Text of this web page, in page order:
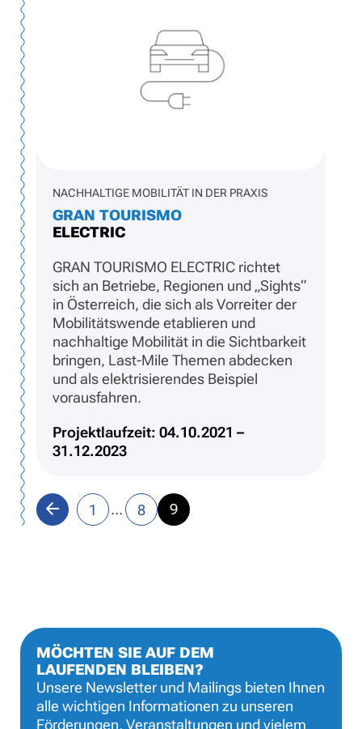
NACHHALTIGE MOBILITÄT IN DER PRAXIS
GRAN TOURISMO
ELECTRIC
GRAN TOURISMO ELECTRIC richtet
sich an Betriebe, Regionen und „Sights“
in Österreich, die sich als Vorreiter der
Mobilitätswende etablieren und
nachhaltige Mobilität in die Sichtbarkeit
bringen, Last-Mile Themen abdecken
und als elektrisierendes Beispiel
vorausfahren.
Projektlaufzeit: 04.10.2021 –
31.12.2023
VorherigeSeite
1 … Seite
8 Seite
9
MÖCHTEN SIE AUF DEM
LAUFENDEN BLEIBEN?
Unsere Newsletter und Mailings bieten Ihnen
alle wichtigen Informationen zu unseren
Förderungen, Veranstaltungen und vielem